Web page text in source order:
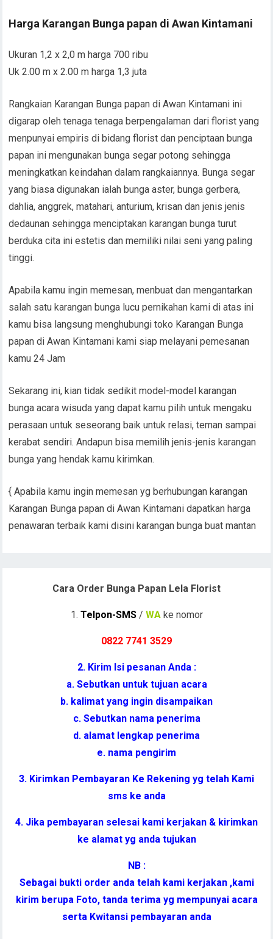
Harga Karangan Bunga papan di Awan Kintamani
Ukuran 1,2 x 2,0 m harga 700 ribu
Uk 2.00 m x 2.00 m harga 1,3 juta
Rangkaian Karangan Bunga papan di Awan Kintamani ini
digarap oleh tenaga tenaga berpengalaman dari florist yang
menpunyai empiris di bidang florist dan penciptaan bunga
papan ini mengunakan bunga segar potong sehingga
meningkatkan keindahan dalam rangkaiannya. Bunga segar
yang biasa digunakan ialah bunga aster, bunga gerbera,
dahlia, anggrek, matahari, anturium, krisan dan jenis jenis
dedaunan sehingga menciptakan karangan bunga turut
berduka cita ini estetis dan memiliki nilai seni yang paling
tinggi.
Apabila kamu ingin memesan, menbuat dan mengantarkan
salah satu karangan bunga lucu pernikahan kami di atas ini
kamu bisa langsung menghubungi toko Karangan Bunga
papan di Awan Kintamani kami siap melayani pemesanan
kamu 24 Jam
Sekarang ini, kian tidak sedikit model-model karangan
bunga acara wisuda yang dapat kamu pilih untuk mengaku
perasaan untuk seseorang baik untuk relasi, teman sampai
kerabat sendiri. Andapun bisa memilih jenis-jenis karangan
bunga yang hendak kamu kirimkan.
{ Apabila kamu ingin memesan yg berhubungan karangan
Karangan Bunga papan di Awan Kintamani dapatkan harga
penawaran terbaik kami disini karangan bunga buat mantan
Cara Order Bunga Papan Lela Florist
1. Telpon-SMS/ WAke nomor
0822 7741 3529
2. Kirim Isi pesanan Anda :
a. Sebutkan untuk tujuan acara
b. kalimat yang ingin disampaikan
c. Sebutkan nama penerima
d. alamat lengkap penerima
e. nama pengirim
3. Kirimkan Pembayaran Ke Rekening yg telah Kami
sms ke anda
4. Jika pembayaran selesai kami kerjakan & kirimkan
ke alamat yg anda tujukan
NB :
Sebagai bukti order anda telah kami kerjakan ,kami
kirim berupa Foto, tanda terima yg mempunyai acara
serta Kwitansi pembayaran anda